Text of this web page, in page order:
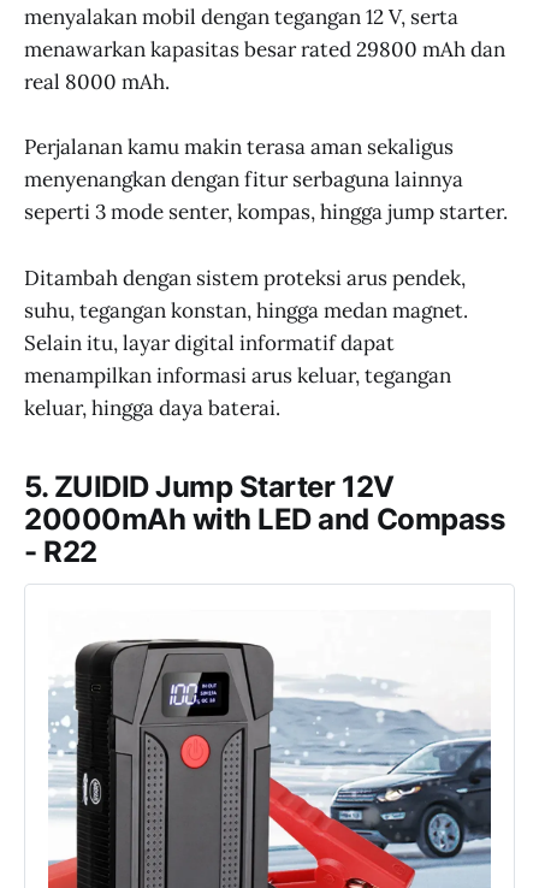
menyalakan mobil dengan tegangan 12 V, serta
menawarkan kapasitas besar rated 29800 mAh dan
real 8000 mAh.
Perjalanan kamu makin terasa aman sekaligus
menyenangkan dengan fitur serbaguna lainnya
seperti 3 mode senter, kompas, hingga jump starter.
Ditambah dengan sistem proteksi arus pendek,
suhu, tegangan konstan, hingga medan magnet.
Selain itu, layar digital informatif dapat
menampilkan informasi arus keluar, tegangan
keluar, hingga daya baterai.
5. ZUIDID Jump Starter 12V
20000mAh with LED and Compass
- R22